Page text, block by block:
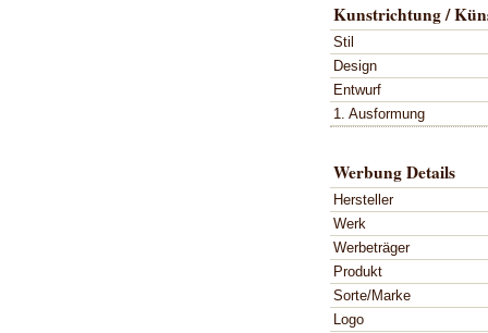
Kunstrichtung /
Stil
Design
Entwurf
1. Ausformung
Werbung Details
Hersteller
Werk
Werbeträger
Produkt
Sorte/Marke
Logo